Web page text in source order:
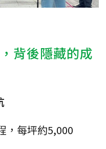
背後隱藏的成
，每坪約5,000